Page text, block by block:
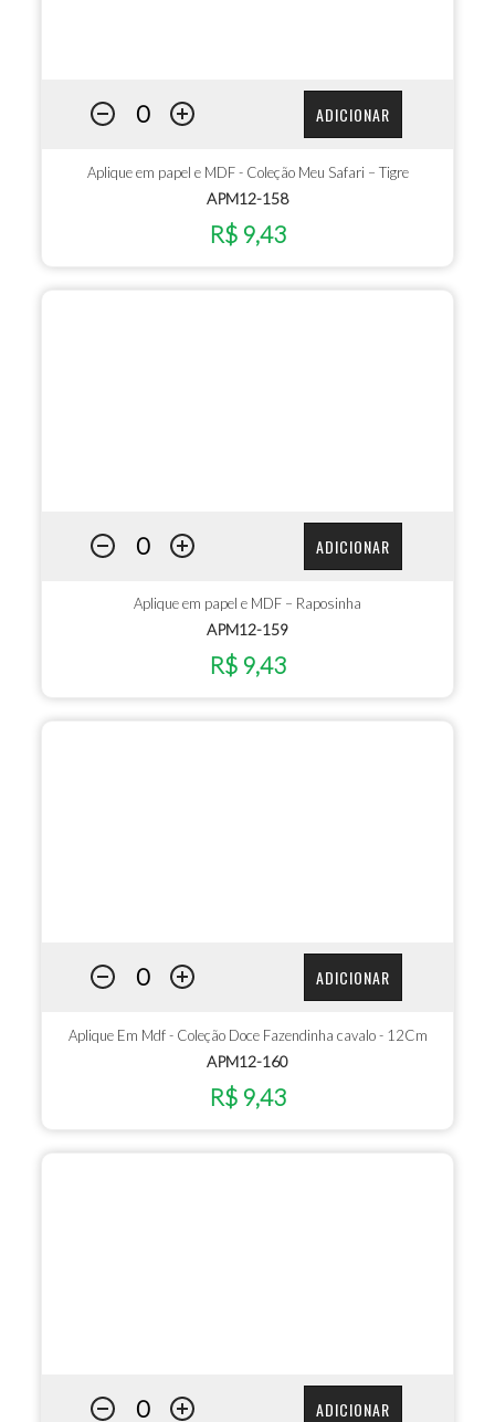
ADICIONAR
Aplique em papel e MDF - Coleção Meu Safari – Tigre
APM12-158
R$ 9,43
ADICIONAR
Aplique em papel e MDF – Raposinha
APM12-159
R$ 9,43
ADICIONAR
Aplique Em Mdf - Coleção Doce Fazendinha cavalo - 12Cm
APM12-160
R$ 9,43
ADICIONAR